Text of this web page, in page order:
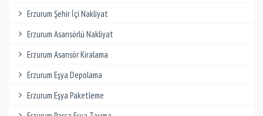
Erzurum Şehir İçi Nakliyat
Erzurum Asansörlü Nakliyat
Erzurum Asansör Kiralama
Erzurum Eşya Depolama
Erzurum Eşya Paketleme